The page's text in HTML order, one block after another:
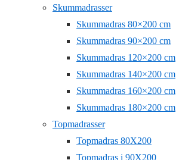
Skummadrasser
Skummadras 80×200 cm
Skummadras 90×200 cm
Skummadras 120×200 cm
Skummadras 140×200 cm
Skummadras 160×200 cm
Skummadras 180×200 cm
Topmadrasser
Topmadras 80X200
Topmadras i 90X200